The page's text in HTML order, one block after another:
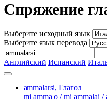
Спряжение
Выберите исходный язык
Выберите язык перевода
Английский Испанский
ammalarsi, Глагол
mi ammalo / mi ammalai /